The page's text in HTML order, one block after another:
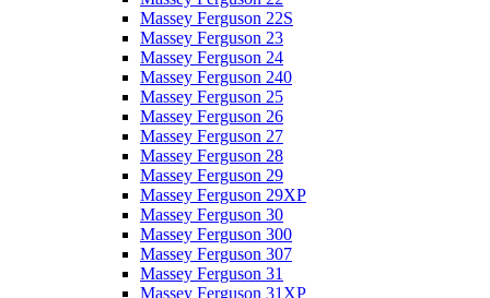
Massey Ferguson 22S
Massey Ferguson 23
Massey Ferguson 24
Massey Ferguson 240
Massey Ferguson 25
Massey Ferguson 26
Massey Ferguson 27
Massey Ferguson 28
Massey Ferguson 29
Massey Ferguson 29XP
Massey Ferguson 30
Massey Ferguson 300
Massey Ferguson 307
Massey Ferguson 31
Massey Ferguson 31XP